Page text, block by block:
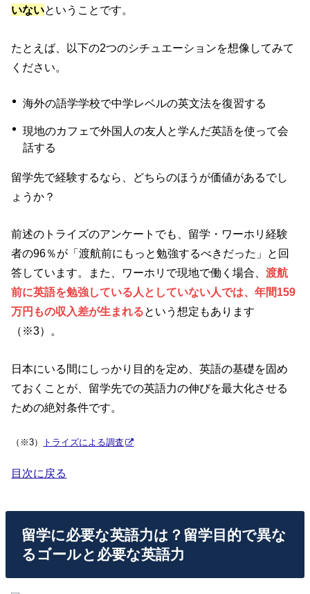
いないということです。
たとえば、以下の2つのシチュエーションを想像してみて
ください。
海外の語学学校で中学レベルの英文法を復習する
現地のカフェで外国人の友人と学んだ英語を使って会
話する
留学先で経験するなら、どちらのほうが価値があるでし
ょうか？
前述のトライズのアンケートでも、留学・ワーホリ経験
者の96％が「渡航前にもっと勉強するべきだった」と回
答しています。また、ワーホリで現地で働く場合、渡航
前に英語を勉強している人としていない人では、年間159
万円もの収入差が生まれるという想定もあります
（※3）。
日本にいる間にしっかり目的を定め、英語の基礎を固め
ておくことが、留学先での英語力の伸びを最大化させる
ための絶対条件です。
（※3） トライズによる調査
目次に戻る
留学に必要な英語力は？留学目的で異な
るゴールと必要な英語力